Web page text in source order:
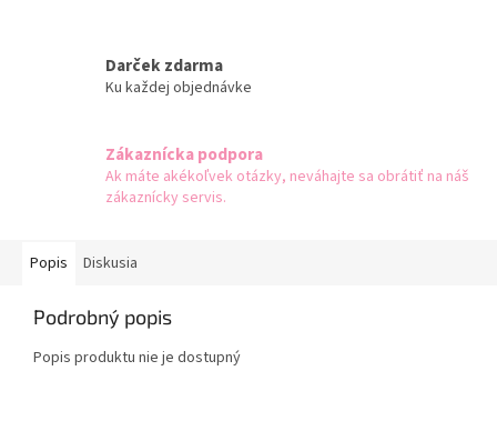
Darček zdarma
Ku každej objednávke
Zákaznícka podpora
Ak máte akékoľvek otázky, neváhajte sa obrátiť na náš
zákaznícky servis.
Popis Diskusia
Podrobný popis
Popis produktu nie je dostupný